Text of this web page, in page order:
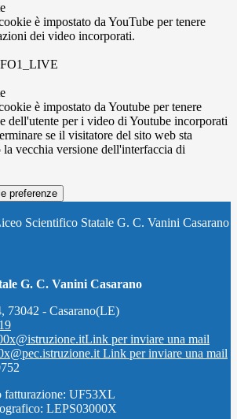
è impostato da YouTube per tenere
dei video incorporati.
è impostato da Youtube per tenere
dell'utente per i video di Youtube incorporati
se il visitatore del sito web sta
vecchia versione dell'interfaccia di
preferenze
Scientifico Statale G. C. Vanini Casarano
G. C. Vanini Casarano
73042 - Casarano(LE)
Link per inviare una mail
Link per inviare una mail
fatturazione: UF53XL
LEPS03000X